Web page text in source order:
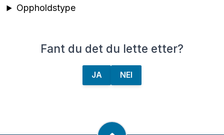
Oppholdstype
Fant du det du lette etter?
JA NEI